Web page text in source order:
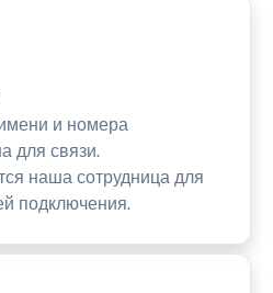
и номера
для связи.
наша сотрудница для
подключения.